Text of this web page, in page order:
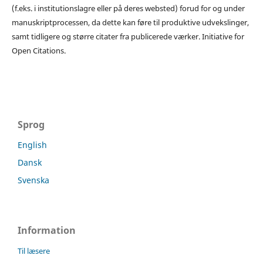
(f.eks. i institutionslagre eller på deres websted) forud for og under
manuskriptprocessen, da dette kan føre til produktive udvekslinger,
samt tidligere og større citater fra publicerede værker. Initiative for
Open Citations.
Sprog
English
Dansk
Svenska
Information
Til læsere